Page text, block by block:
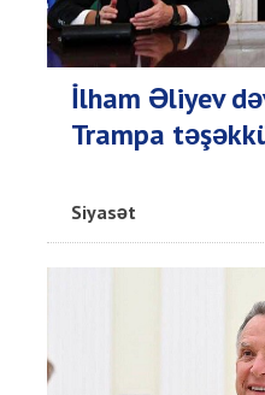
İlham Əliyev
Trampa
Siyasət